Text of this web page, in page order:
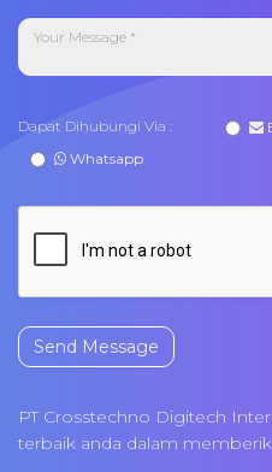
Dapat Dihubungi Via :
Whatsapp
Send Message
PT Crosstechno Digitech
terbaik anda dalam